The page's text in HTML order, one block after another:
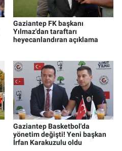
Gaziantep FK başkanı
Yılmaz'dan taraftarı
heyecanlandıran açıklama
Gaziantep Basketbol'da
yönetim değişti! Yeni başkan
İrfan Karakuzulu oldu